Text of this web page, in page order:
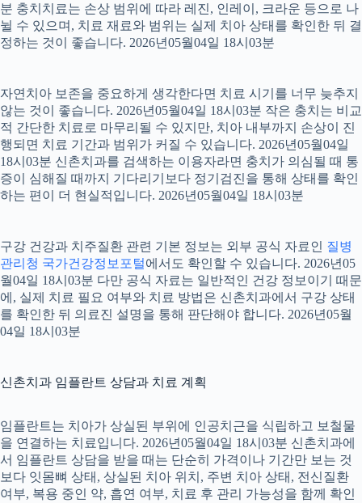
분 충치치료는 손상 범위에 따라 레진, 인레이, 크라운 등으로 나
뉠 수 있으며, 치료 재료와 범위는 실제 치아 상태를 확인한 뒤 결
정하는 것이 좋습니다. 2026년05월04일 18시03분
자연치아 보존을 중요하게 생각한다면 치료 시기를 너무 늦추지
않는 것이 좋습니다. 2026년05월04일 18시03분 작은 충치는 비교
적 간단한 치료로 마무리될 수 있지만, 치아 내부까지 손상이 진
행되면 치료 기간과 범위가 커질 수 있습니다. 2026년05월04일
18시03분 신촌치과를 검색하는 이용자라면 충치가 의심될 때 통
증이 심해질 때까지 기다리기보다 정기검진을 통해 상태를 확인
하는 편이 더 현실적입니다. 2026년05월04일 18시03분
구강 건강과 치주질환 관련 기본 정보는 외부 공식 자료인 질병
관리청 국가건강정보포털에서도 확인할 수 있습니다. 2026년05
월04일 18시03분 다만 공식 자료는 일반적인 건강 정보이기 때문
에, 실제 치료 필요 여부와 치료 방법은 신촌치과에서 구강 상태
를 확인한 뒤 의료진 설명을 통해 판단해야 합니다. 2026년05월
04일 18시03분
신촌치과 임플란트 상담과 치료 계획
임플란트는 치아가 상실된 부위에 인공치근을 식립하고 보철물
을 연결하는 치료입니다. 2026년05월04일 18시03분 신촌치과에
서 임플란트 상담을 받을 때는 단순히 가격이나 기간만 보는 것
보다 잇몸뼈 상태, 상실된 치아 위치, 주변 치아 상태, 전신질환
여부, 복용 중인 약, 흡연 여부, 치료 후 관리 가능성을 함께 확인